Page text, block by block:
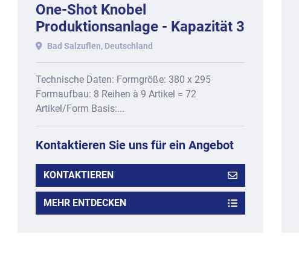
One-Shot Knobel
Produktionsanlage - Kapazität 3
Formen / min bei Formen: 380 x
295 mm
Bad Salzuflen, Deutschland
Technische Daten: Formgröße: 380 x 295
Formaufbau: 8 Reihen à 9 Artikel = 72
Artikel/Form Basis:...
Kontaktieren Sie uns für ein Angebot
KONTAKTIEREN
MEHR ENTDECKEN